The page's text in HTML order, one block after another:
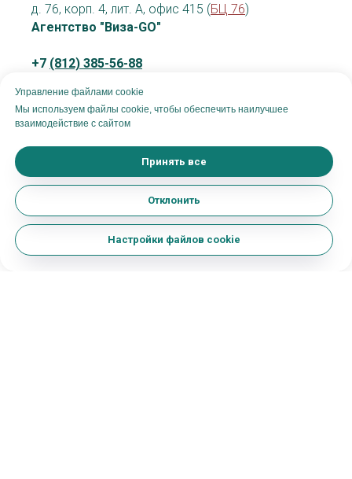
д. 76, корп. 4, лит. А, офис 415 (БЦ 76)
Агентство "Виза-GO"
+7 (812) 385-56-88
vo@vizago.ru - вопросы по визовой
поддержке
Управление файлами cookie
Мы используем файлы cookie, чтобы обеспечить наилучшее
взаимодействие с сайтом
Принять все
Отклонить
Настройки файлов cookie